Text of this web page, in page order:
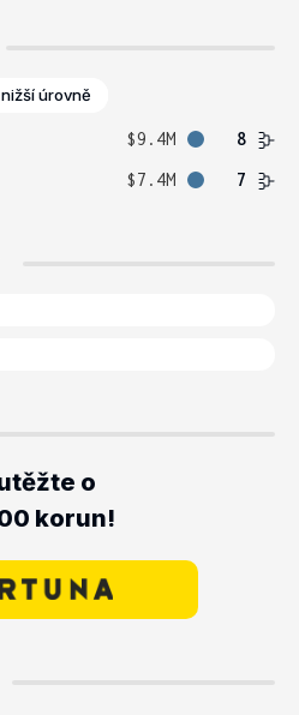
úrovně
$9.4M
8
$7.4M 7
o
korun!